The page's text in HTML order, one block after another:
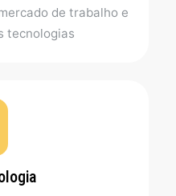
de trabalho e
tecnologias